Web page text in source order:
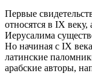
Первые
относятся в IX
Иерусалима
Но начиная с IX
латинские
арабские авторы,